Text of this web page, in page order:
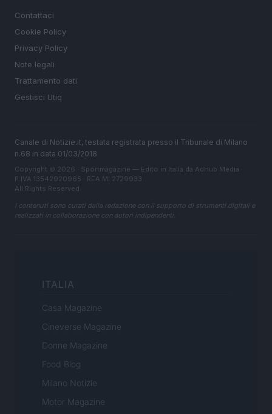
Contattaci
Cookie Policy
Privacy Policy
Note legali
Trattamento dati
Gestisci Utiq
Canale di Notizie.it, testata registrata presso il Tribunale di Milano
n.68 in data 01/03/2018
Copyright © 2026 · Sportmagazine — Edito in Italia da AdHub Media
P.IVA 13542920965 · REA MI 2729933
All Rights Reserved
I contenuti sono curati dalla redazione con il supporto di strumenti digitali e
realizzati in collaborazione con autori indipendenti.
ITALIA
Casa Magazine
Cineverse Magazine
Donne Magazine
Food Blog
Milano Notizie
Motor Magazine